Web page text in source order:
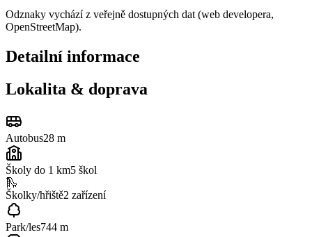
Odznaky vychází z veřejně dostupných dat (web developera,
OpenStreetMap).
Detailní informace
Lokalita & doprava
Autobus28 m
Školy do 1 km5 škol
🛝
Školky/hřiště2 zařízení
Park/les744 m